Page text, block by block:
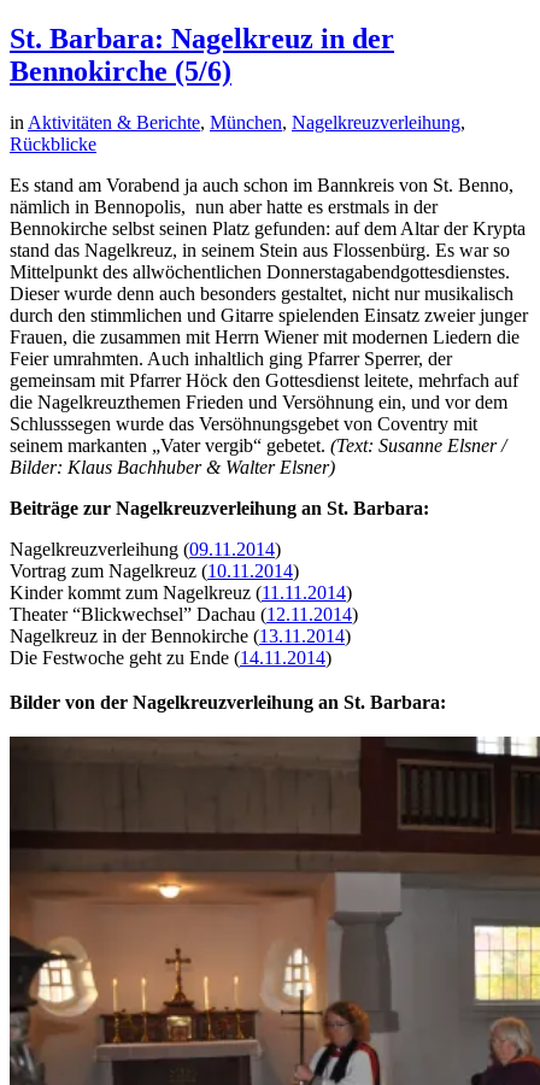
St. Barbara: Nagelkreuz in der
Bennokirche (5/6)
in Aktivitäten & Berichte, München, Nagelkreuzverleihung,
Rückblicke
Es stand am Vorabend ja auch schon im Bannkreis von St. Benno,
nämlich in Bennopolis, nun aber hatte es erstmals in der
Bennokirche selbst seinen Platz gefunden: auf dem Altar der Krypta
stand das Nagelkreuz, in seinem Stein aus Flossenbürg. Es war so
Mittelpunkt des allwöchentlichen Donnerstagabendgottesdienstes.
Dieser wurde denn auch besonders gestaltet, nicht nur musikalisch
durch den stimmlichen und Gitarre spielenden Einsatz zweier junger
Frauen, die zusammen mit Herrn Wiener mit modernen Liedern die
Feier umrahmten. Auch inhaltlich ging Pfarrer Sperrer, der
gemeinsam mit Pfarrer Höck den Gottesdienst leitete, mehrfach auf
die Nagelkreuzthemen Frieden und Versöhnung ein, und vor dem
Schlusssegen wurde das Versöhnungsgebet von Coventry mit
seinem markanten „Vater vergib“ gebetet. (Text: Susanne Elsner /
Bilder: Klaus Bachhuber & Walter Elsner)
Beiträge zur Nagelkreuzverleihung an St. Barbara:
Nagelkreuzverleihung (09.11.2014)
Vortrag zum Nagelkreuz (10.11.2014)
Kinder kommt zum Nagelkreuz (11.11.2014)
Theater “Blickwechsel” Dachau (12.11.2014)
Nagelkreuz in der Bennokirche (13.11.2014)
Die Festwoche geht zu Ende (14.11.2014)
Bilder von der Nagelkreuzverleihung an St. Barbara: